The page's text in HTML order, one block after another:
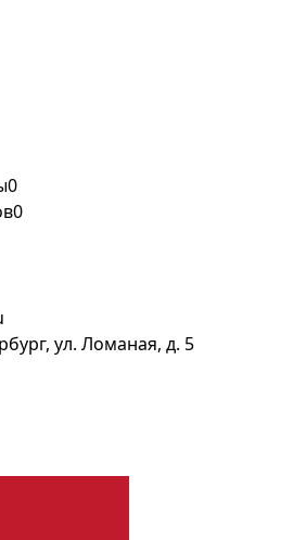
0
0
ул. Ломаная, д. 5